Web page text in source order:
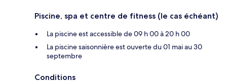
Piscine, spa et centre de fitness (le cas échéant)
La piscine est accessible de 09 h 00 à 20 h 00
La piscine saisonnière est ouverte du 01 mai au 30
septembre
Conditions